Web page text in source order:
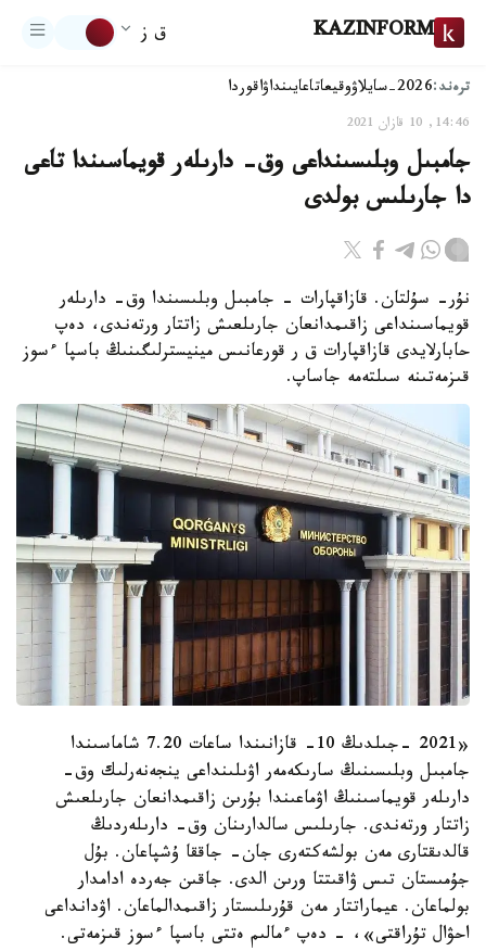
KAZINFORM ق ز
ترەند:2026-سايلاۋ وقيعاتاعايىنداۋاقوردا
14:46, 10 قازان 2021
جامبىل وبلىسىنداعى وق- دارىلەر قويماسىندا تاعى
دا جارىلىس بولدى
نۇر- سۇلتان. قازاقپارات - جامبىل وبلىسىندا وق- دارىلەر
قويماسىنداعى زاقىمدانعان جارىلعىش زاتتار ورتەندى، دەپ
حابارلايدى قازاقپارات ق ر قورعانىس مينيسترلىگىنىڭ باسپا ءسوز
قىزمەتىنە سىلتەمە جاساپ.
«2021 -جىلدىڭ 10- قازانىندا ساعات 7.20 شاماسىندا
جامبىل وبلىسىنىڭ سارىكەمەر اۋىلىنداعى ينجەنەرلىك وق-
دارىلەر قويماسىنىڭ اۋماعىندا بۇرىن زاقىمدانعان جارىلعىش
زاتتار ورتەندى. جارىلىس سالدارىنان وق- دارىلەردىڭ
قالدىقتارى مەن بولشەكتەرى جان- جاققا ۇشپاعان. بۇل
جۇمىستان تىس ۋاقىتتا ورىن الدى. جاقىن جەردە ادامدار
بولماعان. عيماراتتار مەن قۇرىلىستار زاقىمدالماعان. اۋدانداعى
احۋال تۇراقتى»، - دەپ ءمالىم ەتتى باسپا ءسوز قىزمەتى.